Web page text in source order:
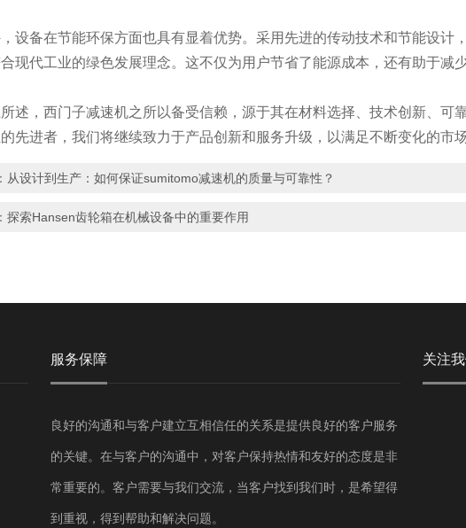
备在节能环保方面也具有显着优势。采用先进的传动技术和节能设计
现代工业的绿色发展理念。这不仅为用户节省了能源成本，还有助于减
，西门子减速机之所以备受信赖，源于其在材料选择、技术创新、可靠
先进者，我们将继续致力于产品创新和服务升级，以满足不断变化的市
从设计到生产：如何保证sumitomo减速机的质量与可靠性？
探索Hansen齿轮箱在机械设备中的重要作用
服务保障
良好的沟通和与客户建立互相信任的关系是提供良好的客户服务
的关键。在与客户的沟通中，对客户保持热情和友好的态度是非
常重要的。客户需要与我们交流，当客户找到我们时，是希望得
到重视，得到帮助和解决问题。
关注